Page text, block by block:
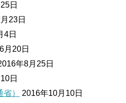
日
23日
4日
月20日
年8月25日
日
）
2016年10月10日